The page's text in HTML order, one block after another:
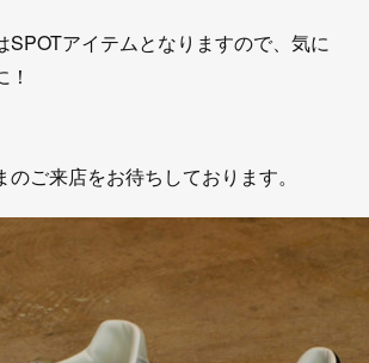
SPOTアイテムとなりますので、気に
ご来店をお待ちしております。